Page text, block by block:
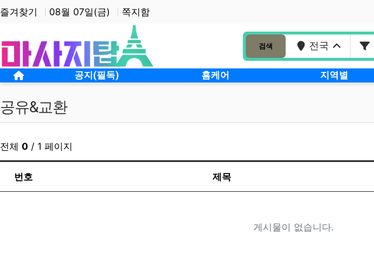
상단 네비
즐겨찾기 08월 07일(금) 쪽지함
검색 전국
메인 메뉴 공지(필독) 홈케어 지역별
홈으로
공유&교환
전체 0 / 1 페이지
번호
제목
게시물이 없습니다.